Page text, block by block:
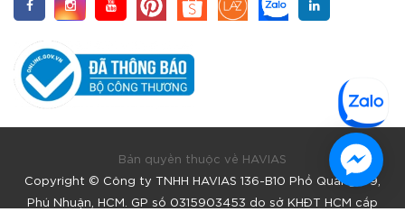
Bản quyền thuộc về HAVIAS
Copyright © Công ty TNHH HAVIAS 136-B10 Phổ Quang, F9,
Phú Nhuận, HCM. GP số 0315903453 do sở KHĐT HCM cấp